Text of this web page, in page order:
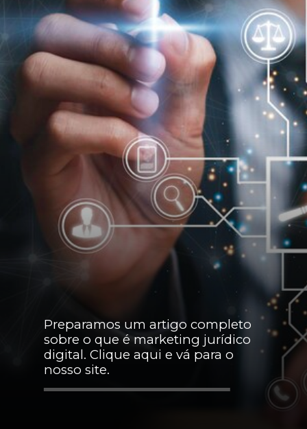
Preparamos um artigo completo
sobre o que é marketing jurídico
digital. Clique aqui e vá para o
nosso site.